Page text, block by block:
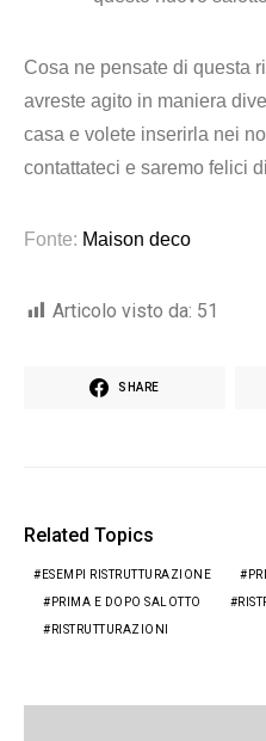
Cosa ne pensate di questa
avreste agito in maniera
casa e volete inserirla nei
contattateci e saremo felici
Fonte: Maison deco
Articolo visto da: 51
SHARE
Related Topics
ESEMPI RISTRUTTURAZIONE
PRIMA E DOPO SALOTTO
RISTRUTTURAZIONI